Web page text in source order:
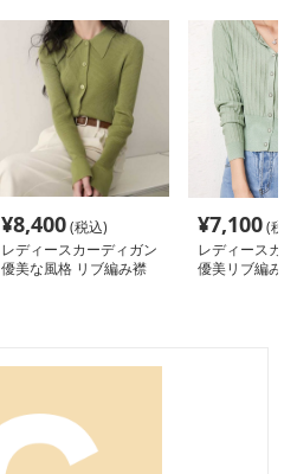
¥8,400(税込)
レディースカーディガン
優美な風格 リブ編み襟
¥7,100(税
レディースカ
優美リブ編み